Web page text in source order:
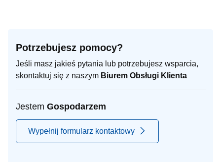
Potrzebujesz pomocy?
Jeśli masz jakieś pytania lub potrzebujesz wsparcia,
skontaktuj się z naszym Biurem Obsługi Klienta
Jestem Gospodarzem
Wypełnij formularz kontaktowy